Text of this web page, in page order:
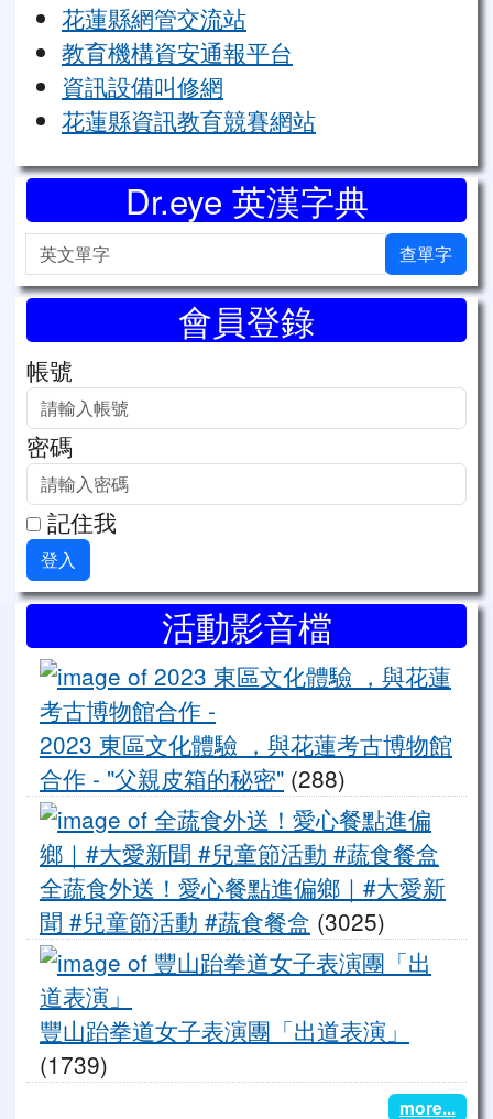
花蓮縣網管交流站
教育機構資安通報平台
資訊設備叫修網
花蓮縣資訊教育競賽網站
Dr.eye 英漢字典
英文單字 查單字
會員登錄
帳號
密碼
記住我
登入
右邊區域內容活動影音檔
2023 東區文化體驗 ，與花蓮考古博物館
合作 - "父親皮箱的秘密" (288)
全蔬食外送！愛心餐點進偏鄉｜#大愛新
聞 #兒童節活動 #蔬食餐盒 (3025)
豐山跆拳道女子表演團「出道表演」
(1739)
more...